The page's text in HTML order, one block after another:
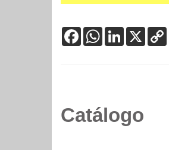
FacebookWhatsApp
LinkedIn
X
Catálogo